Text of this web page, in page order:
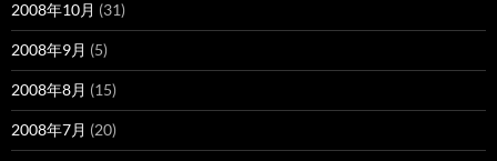
2008年10月 (31)
2008年9月 (5)
2008年8月 (15)
2008年7月 (20)